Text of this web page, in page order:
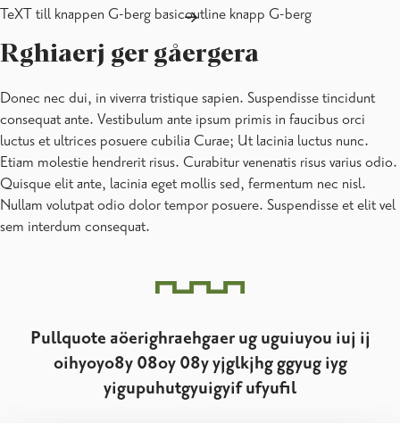
TeXT till knappen G-berg basicoutline knapp G-berg
Rghiaerj ger gåergera
Donec nec dui, in viverra tristique sapien. Suspendisse tincidunt
consequat ante. Vestibulum ante ipsum primis in faucibus orci
luctus et ultrices posuere cubilia Curae; Ut lacinia luctus nunc.
Etiam molestie hendrerit risus. Curabitur venenatis risus varius odio.
Quisque elit ante, lacinia eget mollis sed, fermentum nec nisl.
Nullam volutpat odio dolor tempor posuere. Suspendisse et elit vel
sem interdum consequat.
Pullquote aöerighraehgaer ug uguiuyou iuj ij
oihyoyo8y 08oy 08y yjglkjhg ggyug iyg
yigupuhutgyuigyif ufyufil